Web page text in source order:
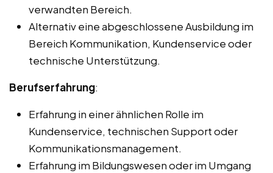
verwandten Bereich.
Alternativ eine abgeschlossene Ausbildung im
Bereich Kommunikation, Kundenservice oder
technische Unterstützung.
Berufserfahrung:
Erfahrung in einer ähnlichen Rolle im
Kundenservice, technischen Support oder
Kommunikationsmanagement.
Erfahrung im Bildungswesen oder im Umgang